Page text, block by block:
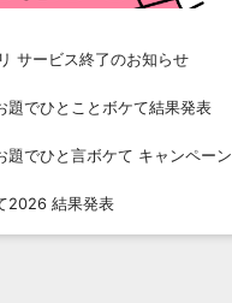
サービス終了のお知らせ
題でひとことボケて結果発表
題でひと言ボケて キャンペーン
2026 結果発表